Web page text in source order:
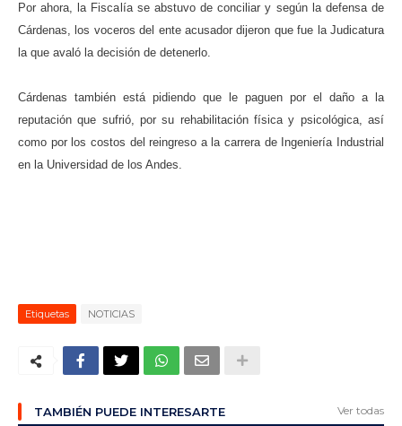
Por ahora, la Fiscalía se abstuvo de conciliar y según la defensa de
Cárdenas, los voceros del ente acusador dijeron que fue la Judicatura
la que avaló la decisión de detenerlo.
Cárdenas también está pidiendo que le paguen por el daño a la
reputación que sufrió, por su rehabilitación física y psicológica, así
como por los costos del reingreso a la carrera de Ingeniería Industrial
en la Universidad de los Andes.
Etiquetas NOTICIAS
TAMBIÉN PUEDE INTERESARTE Ver todas